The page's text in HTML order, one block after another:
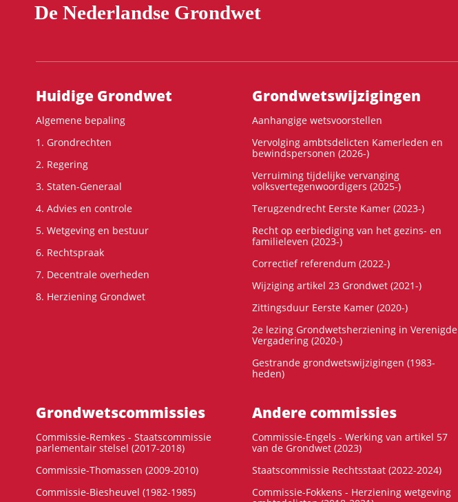
De Nederlandse Grondwet
Hoofdnavigatie
Huidige Grondwet
Algemene bepaling
1. Grondrechten
2. Regering
3. Staten-Generaal
4. Advies en controle
5. Wetgeving en bestuur
6. Rechtspraak
7. Decentrale overheden
8. Herziening Grondwet
Grondwets­wijzigingen
Aanhangige wetsvoorstellen
Vervolging ambtsdelicten Kamerleden en
bewindspersonen (2026-)
Verruiming tijdelijke vervanging
volksvertegenwoordigers (2025-)
Terugzendrecht Eerste Kamer (2023-)
Recht op eerbiediging van het gezins- en
familieleven (2023-)
Correctief referendum (2022-)
Wijziging artikel 23 Grondwet (2021-)
Zittingsduur Eerste Kamer (2020-)
2e lezing Grondwetsherziening in Verenigde
Vergadering (2020-)
Gestrande grondwetswijzigingen (1983-
heden)
Grondwets­commissies
Commissie-Remkes - Staatscommissie
parlementair stelsel (2017-2018)
Commissie-Thomassen (2009-2010)
Commissie-Biesheuvel (1982-1985)
Andere commissies
Commissie-Engels - Werking van artikel 57
van de Grondwet (2023)
Staatscommissie Rechtsstaat (2022-2024)
Commissie-Fokkens - Herziening wetgeving